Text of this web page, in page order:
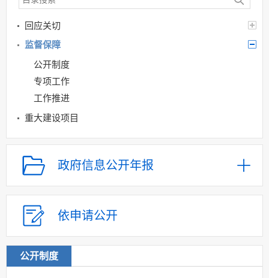
本级政策解读
回应关切
监督保障
公开制度
专项工作
工作推进
重大建设项目
保障性住房
农村危房改造
市政服务
扶贫
“放管服”改革
及重点民生领域
公共资源配置
政府信息公开年报
依申请公开
公开制度